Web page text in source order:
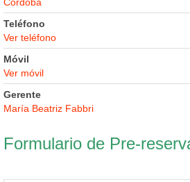
Teléfono
Ver teléfono
Móvil
Ver móvil
Gerente
María Beatriz Fabbri
Formulario de Pre-